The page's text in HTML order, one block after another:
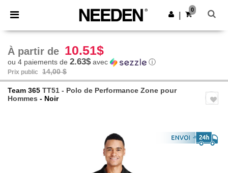
× Appli Needen
Meilleurs prix sur l’app !
Obtenir l'appli
0
À partir de 10.51$
ou 4 paiements de 2.63$avec ⓘ
Prix public 14,00 $
Team 365 TT51 - Polo de Performance Zone pour
Hommes - Noir